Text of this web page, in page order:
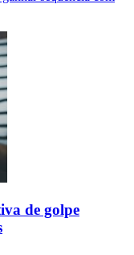
de golpe